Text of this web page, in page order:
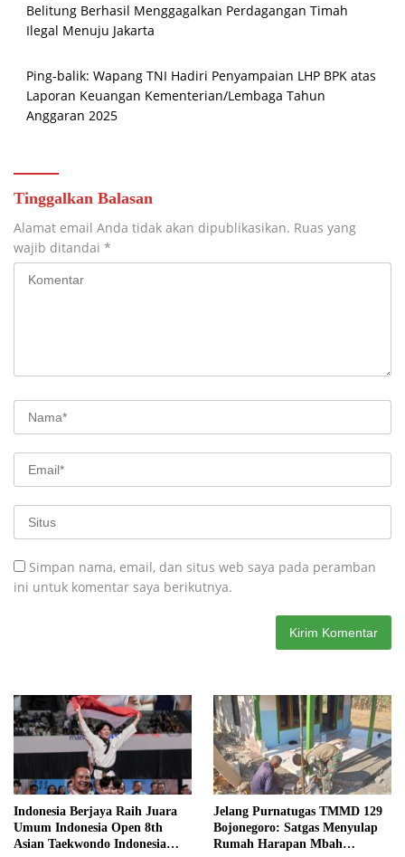
Belitung Berhasil Menggagalkan Perdagangan Timah
Ilegal Menuju Jakarta
Ping-balik: Wapang TNI Hadiri Penyampaian LHP BPK atas
Laporan Keuangan Kementerian/Lembaga Tahun
Anggaran 2025
Tinggalkan Balasan
Alamat email Anda tidak akan dipublikasikan. Ruas yang
wajib ditandai *
Simpan nama, email, dan situs web saya pada peramban
ini untuk komentar saya berikutnya.
Indonesia Berjaya Raih Juara
Umum Indonesia Open 8th
Asian Taekwondo Indonesia
Jelang Purnatugas TMMD 129
Bojonegoro: Satgas Menyulap
Rumah Harapan Mbah